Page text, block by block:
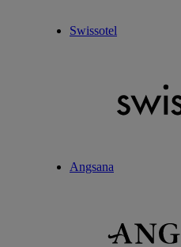
Swissotel
Angsana